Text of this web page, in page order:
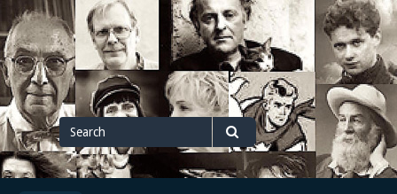
Skip
to
content
Search
for
Search